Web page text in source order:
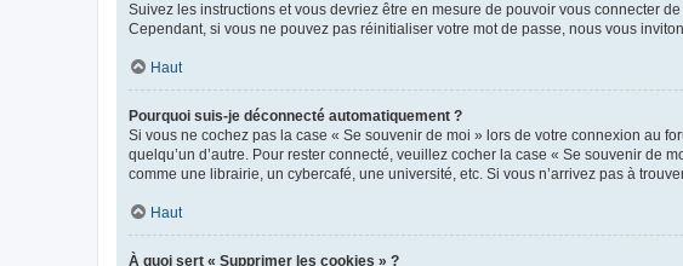
Suivez les instructions et vous devriez être en mesure de pouvoir vous connecter
Cependant, si vous ne pouvez pas réinitialiser votre mot de passe, nous vous
Haut
Pourquoi suis-je déconnecté automatiquement ?
Si vous ne cochez pas la case « Se souvenir de moi » lors de votre connexion au
quelqu’un d’autre. Pour rester connecté, veuillez cocher la case « Se souvenir de
comme une librairie, un cybercafé, une université, etc. Si vous n’arrivez pas à
Haut
À quoi sert « Supprimer les cookies » ?